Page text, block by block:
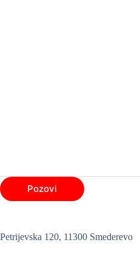
Pozovi
Petrijevska 120, 11300 Smederevo